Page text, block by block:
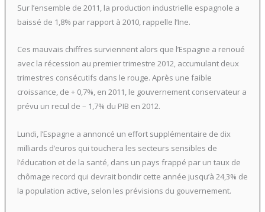
Sur l’ensemble de 2011, la production industrielle espagnole a
baissé de 1,8% par rapport à 2010, rappelle l’Ine.
Ces mauvais chiffres surviennent alors que l’Espagne a renoué
avec la récession au premier trimestre 2012, accumulant deux
trimestres consécutifs dans le rouge. Après une faible
croissance, de + 0,7%, en 2011, le gouvernement conservateur a
prévu un recul de – 1,7% du PIB en 2012.
Lundi, l’Espagne a annoncé un effort supplémentaire de dix
milliards d’euros qui touchera les secteurs sensibles de
l’éducation et de la santé, dans un pays frappé par un taux de
chômage record qui devrait bondir cette année jusqu’à 24,3% de
la population active, selon les prévisions du gouvernement.